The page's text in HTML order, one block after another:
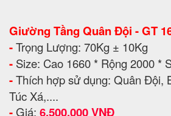
Giường Tầng Quân Đội - GT
-Trọng Lượng: 70Kg ± 10Kg
- Size: Cao 1660 * Rộng 2000 *
-Thích hợp sử dụng: Quân Đội,
Túc Xá,....
- Giá: 6.500.000 VNĐ